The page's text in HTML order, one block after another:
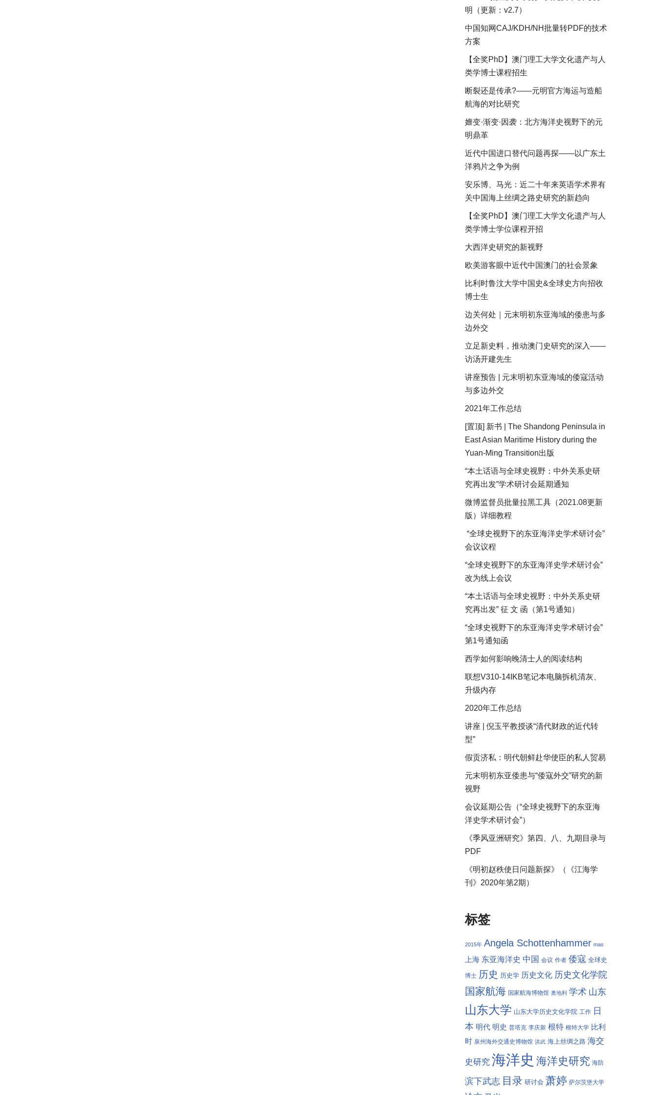
明（更新：v2.7）
中国知网CAJ/KDH/NH批量转PDF的技术
方案
【全奖PhD】澳门理工大学文化遗产与人
类学博士课程招生
断裂还是传承?——元明官方海运与造船
航海的对比研究
嬗变·渐变·因袭：北方海洋史视野下的元
明鼎革
近代中国进口替代问题再探——以广东土
洋鸦片之争为例
安乐博、马光：近二十年来英语学术界有
关中国海上丝绸之路史研究的新趋向
【全奖PhD】澳门理工大学文化遗产与人
类学博士学位课程开招
大西洋史研究的新视野
欧美游客眼中近代中国澳门的社会景象
比利时鲁汶大学中国史&全球史方向招收
博士生
边关何处｜元末明初东亚海域的倭患与多
边外交
立足新史料，推动澳门史研究的深入——
访汤开建先生
讲座预告 | 元末明初东亚海域的倭寇活动
与多边外交
2021年工作总结
[置顶] 新书 | The Shandong Peninsula in
East Asian Maritime History during the
Yuan-Ming Transition出版
“本土话语与全球史视野：中外关系史研
究再出发”学术研讨会延期通知
微博监督员批量拉黑工具（2021.08更新
版）详细教程
“全球史视野下的东亚海洋史学术研讨会”
会议议程
“全球史视野下的东亚海洋史学术研讨会”
改为线上会议
“本土话语与全球史视野：中外关系史研
究再出发” 征 文 函（第1号通知）
“全球史视野下的东亚海洋史学术研讨会”
第1号通知函
西学如何影响晚清士人的阅读结构
联想V310-14IKB笔记本电脑拆机清灰、
升级内存
2020年工作总结
讲座 | 倪玉平教授谈“清代财政的近代转
型”
假贡济私：明代朝鲜赴华使臣的私人贸易
元末明初东亚倭患与“倭寇外交”研究的新
视野
会议延期公告（“全球史视野下的东亚海
洋史学术研讨会”）
《季风亚洲研究》第四、八、九期目录与
PDF
《明初赵秩使日问题新探》（《江海学
刊》2020年第2期）
标签
2015年 Angela Schottenhammer mas
上海 东亚海洋史 中国 会议 作者 倭寇 全球史
博士 历史 历史学 历史文化 历史文化学院
国家航海 国家航海博物馆 奥地利 学术 山东
山东大学 山东大学历史文化学院 工作 日
本 明代 明史 普塔克 李庆新 根特 根特大学 比利
时 泉州海外交通史博物馆 洪武 海上丝绸之路 海交
史研究 海洋史 海洋史研究 海防
滨下武志 目录 研讨会 萧婷 萨尔茨堡大学